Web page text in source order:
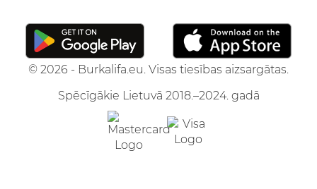
© 2026 - Burkalifa.eu. Visas tiesības aizsargātas.
Spēcīgākie Lietuvā 2018.–2024. gadā